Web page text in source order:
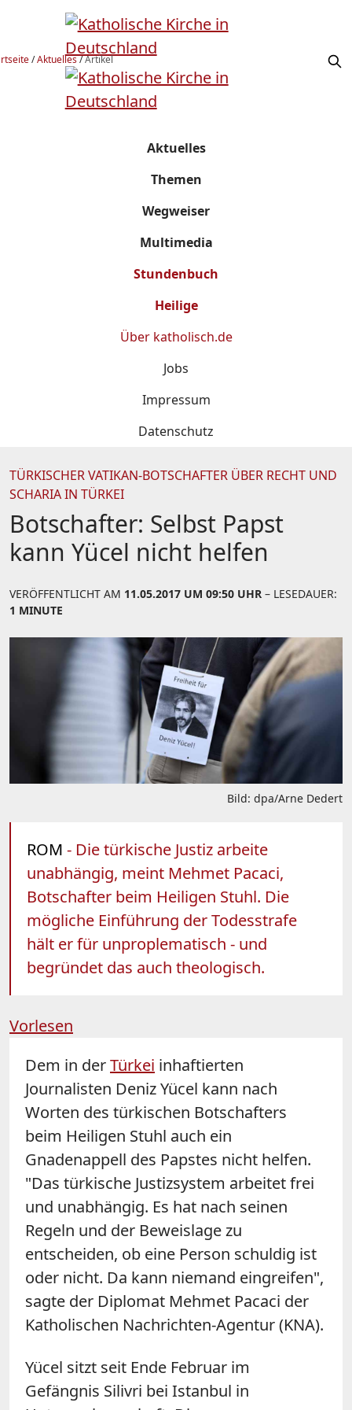
/Aktuelles/Artikel
Aktuelles
Themen
Wegweiser
Multimedia
Stundenbuch
Heilige
Über katholisch.de
Jobs
Impressum
Datenschutz
TÜRKISCHER VATIKAN-BOTSCHAFTER ÜBER RECHT UND
SCHARIA IN TÜRKEI
Botschafter: Selbst Papst
kann Yücel nicht helfen
VERÖFFENTLICHT AM 11.05.2017 UM 09:50 UHR – LESEDAUER:
1 MINUTE
Bild: dpa/Arne Dedert
ROM - Die türkische Justiz arbeite
unabhängig, meint Mehmet Pacaci,
Botschafter beim Heiligen Stuhl. Die
mögliche Einführung der Todesstrafe
hält er für unproplematisch - und
begründet das auch theologisch.
Vorlesen
Dem in derTürkei inhaftierten
Journalisten Deniz Yücel kann nach
Worten des türkischen Botschafters
beim Heiligen Stuhl auch ein
Gnadenappell des Papstes nicht helfen.
"Das türkische Justizsystem arbeitet frei
und unabhängig. Es hat nach seinen
Regeln und der Beweislage zu
entscheiden, ob eine Person schuldig ist
oder nicht. Da kann niemand eingreifen",
sagte der Diplomat Mehmet Pacaci der
Katholischen Nachrichten-Agentur (KNA).
Yücel sitzt seit Ende Februar im
Gefängnis Silivri bei Istanbul in